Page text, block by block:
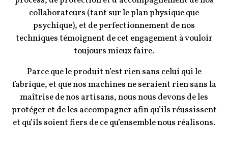
collaborateurs (tant sur le plan physique que
psychique), et de perfectionnement de nos
techniques témoignent de cet engagement à vouloir
toujours mieux faire.
Parce que le produit n’est rien sans celui qui le
fabrique, et que nos machines ne seraient rien sans la
maîtrise de nos artisans, nous nous devons de les
protéger et de les accompagner afin qu’ils réussissent
et qu’ils soient fiers de ce qu’ensemble nous réalisons.